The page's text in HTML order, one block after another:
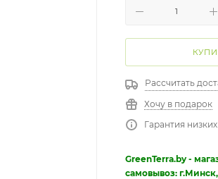
Рассчитать
Хочу в подарок
Гарантия
GreenTerra.by -
самовывоз: